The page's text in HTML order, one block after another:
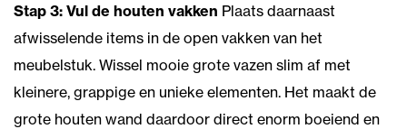
Stap 3: Vul de houten vakken Plaats daarnaast
afwisselende items in de open vakken van het
meubelstuk. Wissel mooie grote vazen slim af met
kleinere, grappige en unieke elementen. Het maakt de
grote houten wand daardoor direct enorm boeiend en